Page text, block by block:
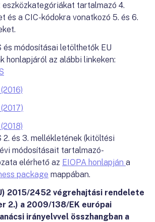
tartalmazó 4.
és a CIC-kódokra vonatkozó 5. és 6.
módosításai letölthetők EU
honlapjáról az alábbi linkeken:
és 3. mellékletének (kitöltési
módosításait tartalmazó-
elérhető az EIOPA honlapján a
package mappában.
2015/2452 végrehajtási rendelete
2.) a 2009/138/EK európai
irányelvvel összhangban a